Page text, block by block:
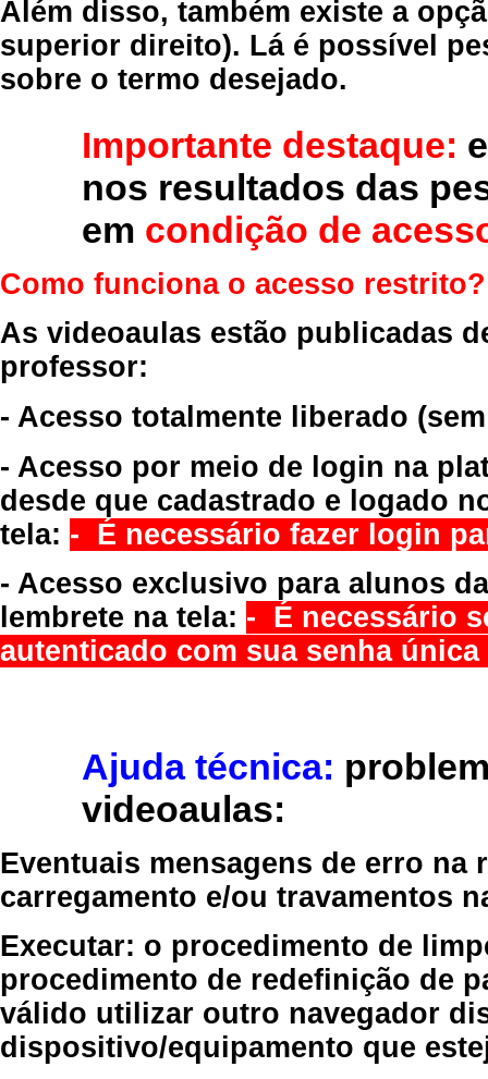
Além disso, também existe a
superior direito). Lá é possível
sobre o termo desejado.
Importante destaque:
nos resultados das
em condição de
Como funciona o acesso restrito?
As videoaulas estão publicadas
professor:
- Acesso totalmente liberado
- Acesso por meio de login na
desde que cadastrado e logado
tela: - É necessário fazer login
- Acesso exclusivo para alunos
lembrete na tela: - É necessário
autenticado com sua senha
Ajuda técnica:
videoaulas:
Eventuais mensagens de erro
carregamento e/ou travamentos
Executar: o procedimento de
procedimento de redefinição de
válido utilizar outro navegador
dispositivo/equipamento que